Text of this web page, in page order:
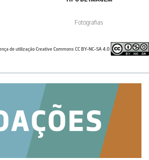
Fotografias
de utilização Creative Commons CC BY-NC-SA 4.0